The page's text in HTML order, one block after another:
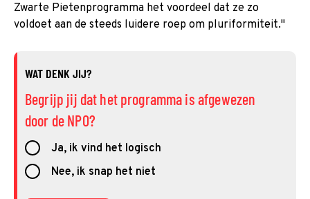
Zwarte Pietenprogramma het voordeel dat ze zo
voldoet aan de steeds luidere roep om pluriformiteit.''
WAT DENK JIJ?
Begrijp jij dat het programma is afgewezen
door de NPO?
Ja, ik vind het logisch
Nee, ik snap het niet